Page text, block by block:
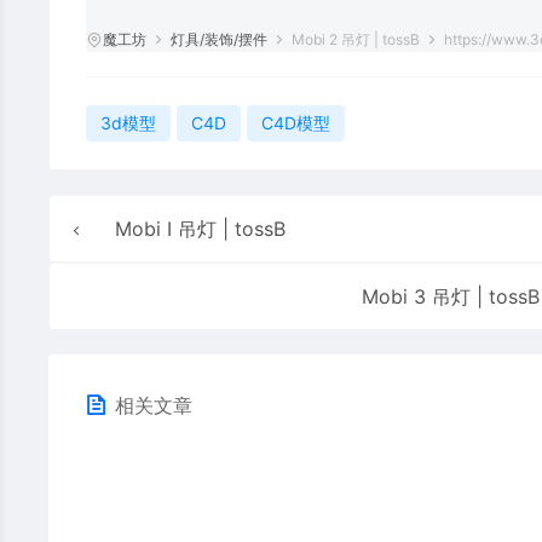
魔工坊 灯具/装饰/摆件 Mobi 2 吊灯 | tossB https://
3d模型 C4D C4D模型
Mobi I 吊灯 | tossB
Mobi 3 吊灯 | tossB
相关文章